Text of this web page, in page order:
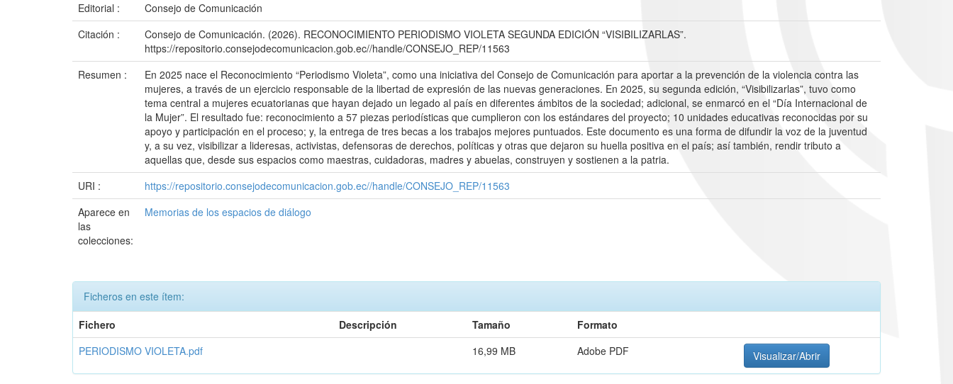
Editorial :
Consejo de Comunicación
Citación :
Consejo de Comunicación. (2026). RECONOCIMIENTO PERIODISMO VIOLETA SEGUNDA EDICIÓN “VISIBILIZARLAS”.
https://repositorio.consejodecomunicacion.gob.ec//handle/CONSEJO_REP/11563
Resumen :
En 2025 nace el Reconocimiento “Periodismo Violeta”, como una iniciativa del Consejo de Comunicación para aportar a la prevención de la violencia contra las
mujeres, a través de un ejercicio responsable de la libertad de expresión de las nuevas generaciones. En 2025, su segunda edición, “Visibilizarlas”, tuvo como
tema central a mujeres ecuatorianas que hayan dejado un legado al país en diferentes ámbitos de la sociedad; adicional, se enmarcó en el “Día Internacional de
la Mujer”. El resultado fue: reconocimiento a 57 piezas periodísticas que cumplieron con los estándares del proyecto; 10 unidades educativas reconocidas por su
apoyo y participación en el proceso; y, la entrega de tres becas a los trabajos mejores puntuados. Este documento es una forma de difundir la voz de la juventud
y, a su vez, visibilizar a lideresas, activistas, defensoras de derechos, políticas y otras que dejaron su huella positiva en el país; así también, rendir tributo a
aquellas que, desde sus espacios como maestras, cuidadoras, madres y abuelas, construyen y sostienen a la patria.
URI :
https://repositorio.consejodecomunicacion.gob.ec//handle/CONSEJO_REP/11563
Aparece en
las
colecciones:
Memorias de los espacios de diálogo
Ficheros en este ítem:
Fichero
Descripción Tamaño
Formato
PERIODISMO VIOLETA.pdf
16,99 MB Adobe PDF Visualizar/Abrir